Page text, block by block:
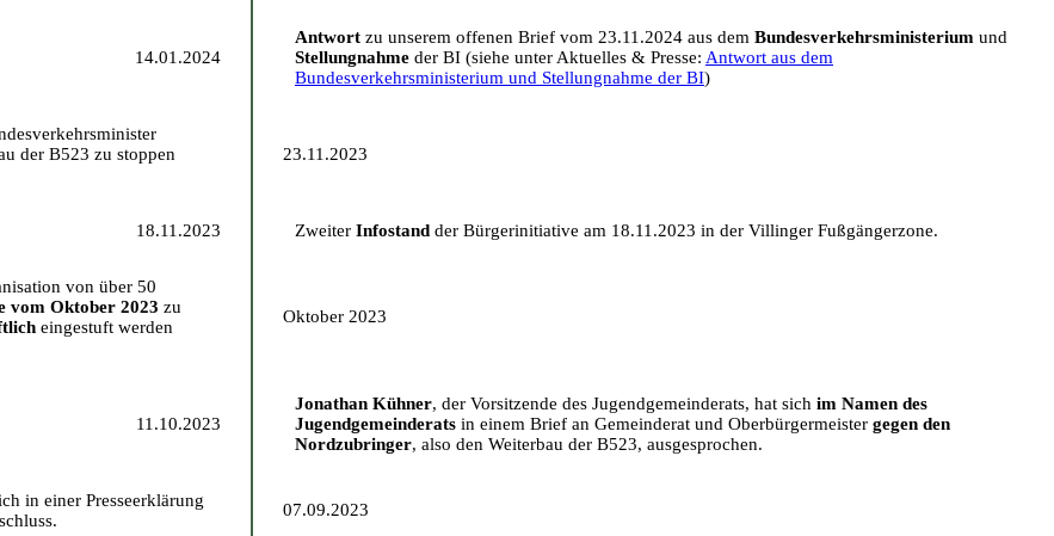
Antwort zu unserem offenen Brief vom 23.11.2024 aus dem Bundesverkehrsministerium und
Stellungnahme der BI (siehe unter Aktuelles & Presse: Antwort aus dem
Bundesverkehrsministerium und Stellungnahme der BI)
14.01.2024
der B523 zu stoppen
23.11.2023
Zweiter Infostand der Bürgerinitiative am 18.11.2023 in der Villinger Fußgängerzone.
18.11.2023
von über 50
vom Oktober 2023 zu
eingestuft werden
Oktober 2023
Jonathan Kühner, der Vorsitzende des Jugendgemeinderats, hat sich im Namen des
Jugendgemeinderats in einem Brief an Gemeinderat und Oberbürgermeister gegen den
Nordzubringer, also den Weiterbau der B523, ausgesprochen.
11.10.2023
in einer Presseerklärung
07.09.2023